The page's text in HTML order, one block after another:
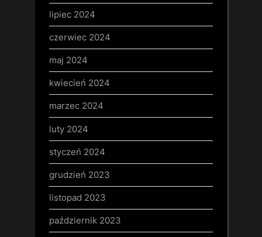
lipiec 2024
czerwiec 2024
maj 2024
kwiecień 2024
marzec 2024
luty 2024
styczeń 2024
grudzień 2023
listopad 2023
październik 2023